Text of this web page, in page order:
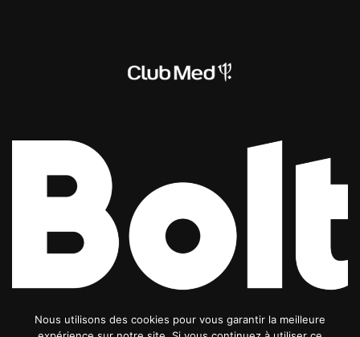
Nous utilisons des cookies pour vous garantir la meilleure